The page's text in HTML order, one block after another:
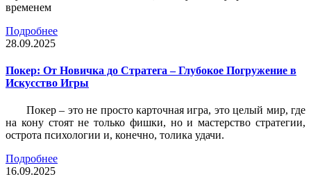
временем
Подробнее
28.09.2025
Покер: От Новичка до Стратега – Глубокое Погружение в
Искусство Игры
Покер – это не просто карточная игра, это целый мир, где
на кону стоят не только фишки, но и мастерство стратегии,
острота психологии и, конечно, толика удачи.
Подробнее
16.09.2025